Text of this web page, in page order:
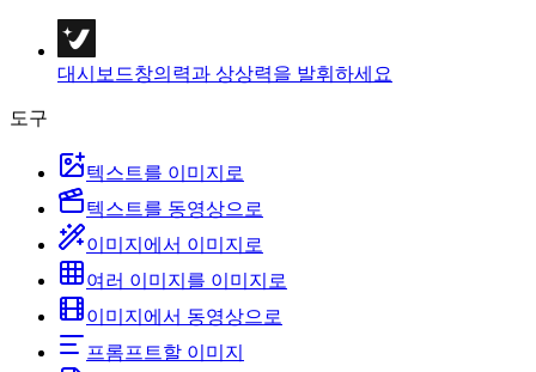
대시보드창의력과 상상력을 발휘하세요
도구
텍스트를 이미지로
텍스트를 동영상으로
이미지에서 이미지로
여러 이미지를 이미지로
이미지에서 동영상으로
프롬프트할 이미지